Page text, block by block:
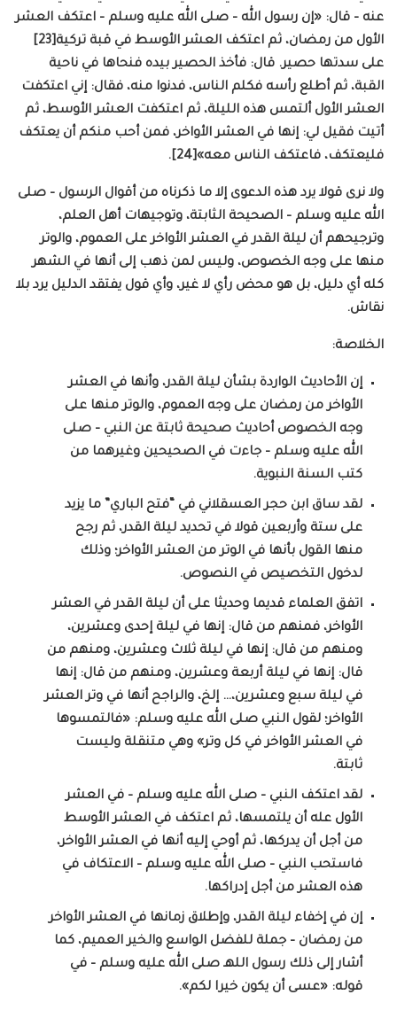
عنه – قال: «إن رسول الله – صلى الله عليه وسلم – اعتكف العشر
الأول من رمضان، ثم اعتكف العشر الأوسط في قبة تركية[23]
على سدتها حصير. قال: فأخذ الحصير بيده فنحاها في ناحية
القبة، ثم أطلع رأسه فكلم الناس، فدنوا منه، فقال: إني اعتكفت
العشر الأول ألتمس هذه الليلة، ثم اعتكفت العشر الأوسط، ثم
أتيت فقيل لي: إنها في العشر الأواخر، فمن أحب منكم أن يعتكف
فليعتكف، فاعتكف الناس معه»[24].
ولا نرى قولا يرد هذه الدعوى إلا ما ذكرناه من أقوال الرسول – صلى
الله عليه وسلم – الصحيحة الثابتة، وتوجيهات أهل العلم،
وترجيحهم أن ليلة القدر في العشر الأواخر على العموم، والوتر
منها على وجه الخصوص، وليس لمن ذهب إلى أنها في الشهر
كله أي دليل، بل هو محض رأي لا غير، وأي قول يفتقد الدليل يرد بلا
نقاش.
الخلاصة:
إن الأحاديث الواردة بشأن ليلة القدر، وأنها في العشر
الأواخر من رمضان على وجه العموم، والوتر منها على
وجه الخصوص أحاديث صحيحة ثابتة عن النبي – صلى
الله عليه وسلم – جاءت في الصحيحين وغيرهما من
كتب السنة النبوية.
لقد ساق ابن حجر العسقلاني في “فتح الباري” ما يزيد
على ستة وأربعين قولا في تحديد ليلة القدر، ثم رجح
منها القول بأنها في الوتر من العشر الأواخر؛ وذلك
لدخول التخصيص في النصوص.
اتفق العلماء قديما وحديثا على أن ليلة القدر في العشر
الأواخر، فمنهم من قال: إنها في ليلة إحدى وعشرين،
ومنهم من قال: إنها في ليلة ثلاث وعشرين، ومنهم من
قال: إنها في ليلة أربعة وعشرين، ومنهم من قال: إنها
في ليلة سبع وعشرين،… إلخ، والراجح أنها في وتر العشر
الأواخر؛ لقول النبي صلى الله عليه وسلم: «فالتمسوها
في العشر الأواخر في كل وتر» وهي متنقلة وليست
ثابتة.
لقد اعتكف النبي – صلى الله عليه وسلم – في العشر
الأول عله أن يلتمسها، ثم اعتكف في العشر الأوسط
من أجل أن يدركها، ثم أوحي إليه أنها في العشر الأواخر،
فاستحب النبي – صلى الله عليه وسلم – الاعتكاف في
هذه العشر من أجل إدراكها.
إن في إخفاء ليلة القدر، وإطلاق زمانها في العشر الأواخر
من رمضان – جملة للفضل الواسع والخير العميم، كما
أشار إلى ذلك رسول اللهـ صلى الله عليه وسلم – في
قوله: «عسى أن يكون خيرا لكم».